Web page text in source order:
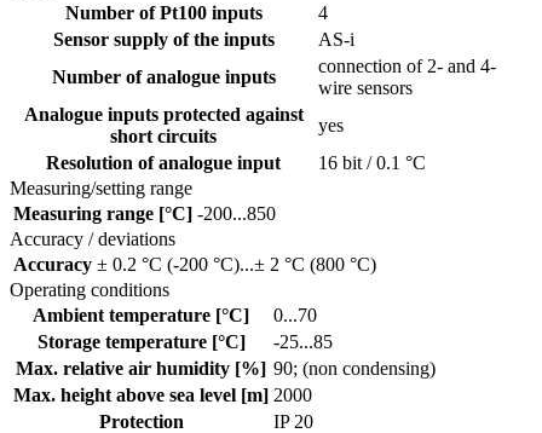
Number of Pt100 inputs
4
Sensor supply of the inputs
AS-i
Number of analogue inputs
connection of 2- and 4-
wire sensors
Analogue inputs protected against
short circuits
yes
Resolution of analogue input
16 bit / 0.1 °C
Measuring/setting range
Measuring range [°C] -200...850
Accuracy / deviations
Accuracy ± 0.2 °C (-200 °C)...± 2 °C (800 °C)
Operating conditions
Ambient temperature [°C]
0...70
Storage temperature [°C]
-25...85
Max. relative air humidity [%] 90; (non condensing)
Max. height above sea level [m] 2000
Protection
IP 20